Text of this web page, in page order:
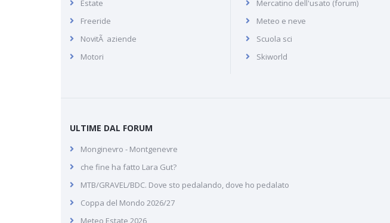
Estate
Freeride
NovitÃ aziende
Motori
Mercatino dell'usato (forum)
Meteo e neve
Scuola sci
Skiworld
ULTIME DAL FORUM
Monginevro - Montgenevre
che fine ha fatto Lara Gut?
MTB/GRAVEL/BDC. Dove sto pedalando, dove ho pedalato
Coppa del Mondo 2026/27
Meteo Estate 2026